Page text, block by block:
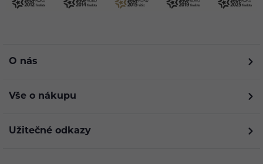
O nás
Vše o nákupu
Užitečné odkazy